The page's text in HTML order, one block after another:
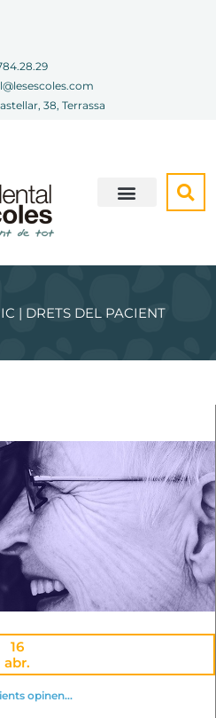
38, Terrassa
| DRETS DEL PACIENT
16
abr.
opinen…